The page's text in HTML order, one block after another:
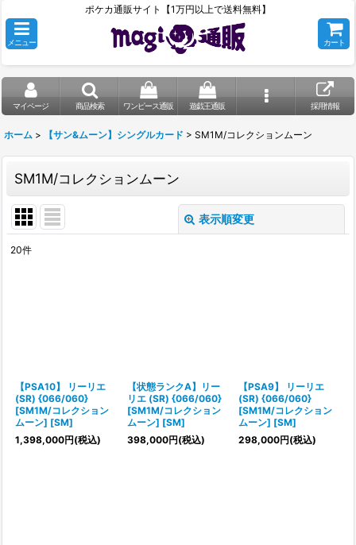
ポケカ通販サイト【1万円以上で送料無料】
メニュー カート
マイページ 商品検索 ワンピース通販 遊戯王通販 採用情報
ホーム > 【サン&ムーン】シングルカード > SM1M/コレクションムーン
SM1M/コレクションムーン
表示順変更
絞り込む
20件
【PSA10】 リーリエ
(SR) {066/060}
[SM1M/コレクション
ムーン] [SM]
1,398,000円(税込)
【状態ランクA】リー
リエ (SR) {066/060}
[SM1M/コレクション
ムーン] [SM]
398,000円(税込)
【PSA9】 リーリエ
(SR) {066/060}
[SM1M/コレクション
ムーン] [SM]
298,000円(税込)